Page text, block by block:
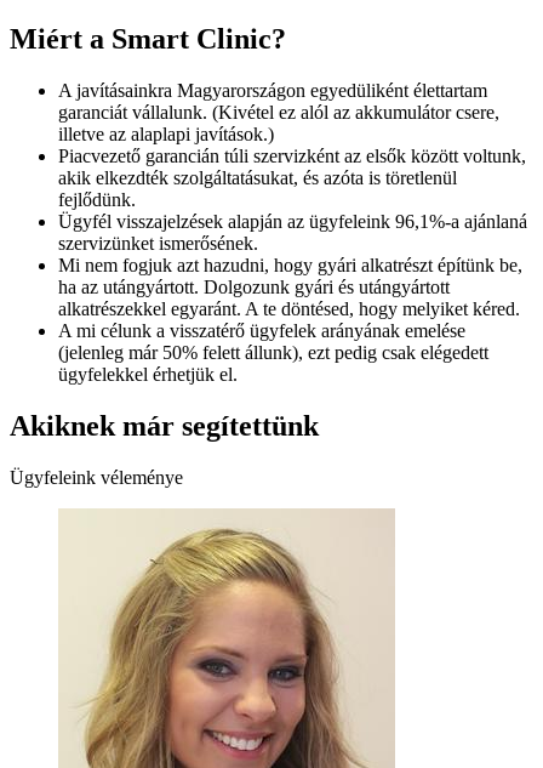
Miért a Smart Clinic?
A javításainkra Magyarországon egyedüliként élettartam
garanciát vállalunk. (Kivétel ez alól az akkumulátor csere,
illetve az alaplapi javítások.)
Piacvezető garancián túli szervizként az elsők között voltunk,
akik elkezdték szolgáltatásukat, és azóta is töretlenül
fejlődünk.
Ügyfél visszajelzések alapján az ügyfeleink 96,1%-a ajánlaná
szervizünket ismerősének.
Mi nem fogjuk azt hazudni, hogy gyári alkatrészt építünk be,
ha az utángyártott. Dolgozunk gyári és utángyártott
alkatrészekkel egyaránt. A te döntésed, hogy melyiket kéred.
A mi célunk a visszatérő ügyfelek arányának emelése
(jelenleg már 50% felett állunk), ezt pedig csak elégedett
ügyfelekkel érhetjük el.
Akiknek már segítettünk
Ügyfeleink véleménye